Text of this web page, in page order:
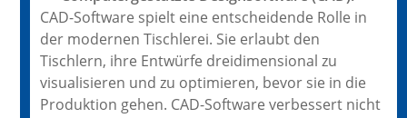
CAD-Software spielt eine entscheidende Rolle in
der modernen Tischlerei. Sie erlaubt den
Tischlern, ihre Entwürfe dreidimensional zu
visualisieren und zu optimieren, bevor sie in die
Produktion gehen. CAD-Software verbessert nicht